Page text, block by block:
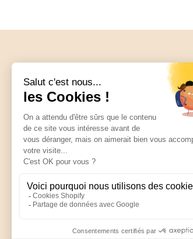
Little balance
ZA Les Petites Ruelles
Contact us